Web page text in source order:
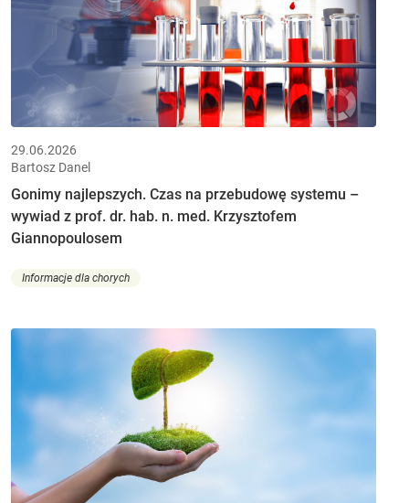
29.06.2026
Bartosz Danel
Gonimy najlepszych. Czas na przebudowę systemu –
wywiad z prof. dr. hab. n. med. Krzysztofem
Giannopoulosem
Informacje dla chorych